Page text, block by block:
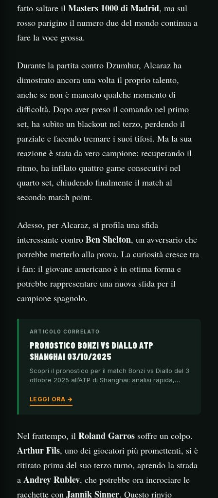
fatto saltare il Masters 1000 di Madrid, ma sul
rosso parigino il numero due del mondo continua a
fare la voce grossa.
Durante la partita contro Dzumhur, Alcaraz ha
dimostrato ancora una volta il proprio talento,
anche se non è mancato qualche momento di
difficoltà. Dopo aver preso il comando nel primo
set, ha subìto un blackout nel terzo, perdendo il
parziale e facendo tremare i suoi tifosi. Ma la sua
reazione è stata da vero campione: recuperando il
ritmo, ha infilato quattro game consecutivi nel
quarto set, chiudendo finalmente il match al
secondo match point.
Adesso, per Alcaraz, si profila una sfida
interessante contro Ben Shelton, un avversario che
potrebbe metterlo alla prova. La curiosità cresce tra
i fan: il giovane americano è in ottima forma e
potrebbe rappresentare una nuova sfida per il
campione spagnolo.
ARTICOLO CORRELATO
PRONOSTICO BONZI VS DIALLO ATP
SHANGHAI 03/10/2025
Scopri il pronostico per il match Bonzi vs Diallo del 3
ottobre 2025 all’ATP di Shanghai: analisi rapida,…
LEGGI ORA →
Nel frattempo, il Roland Garros soffre un colpo.
Arthur Fils, uno dei giocatori più promettenti, si è
ritirato prima del suo terzo turno, aprendo la strada
a Andrey Rublev, che potrebbe ora incrociare le
racchette con Jannik Sinner. Questo rinvio